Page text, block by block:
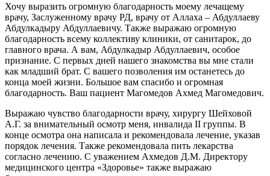
Хочу выразить огромную благодарность моему лечащему
врачу, Заслуженному врачу РД, врачу от Аллаха – Абдуллаеву
Абдулкадыру Абдуллаевичу. Также выражаю огромную
благодарность всему коллективу клиники, от санитарок, до
главного врача. А вам, Абдулкадыр Абдуллаевич, особое
признание. С первых дней нашего знакомства вы мне стали
как младший брат. С вашего позволения им останетесь до
конца моей жизни. Большое вам спасибо и огромная
благодарность. Ваш пациент Магомедов Ахмед Магомедович.
Выражаю чувство благодарности врачу, хирургу Шейховой
А.Г. за внимательный осмотр меня, инвалида II группы. В
конце осмотра она написала и рекомендовала лечение, указав
порядок лечения. Также рекомендовала пить лекарства
согласно лечению. С уважением Ахмедов Д.М. Директору
медицинского центра «Здоровье» также выражаю